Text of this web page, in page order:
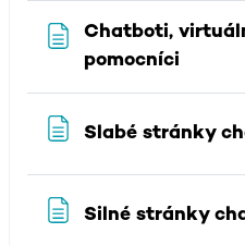
Chatboti,
pomocníci
Slabé stránky
Silné stránky